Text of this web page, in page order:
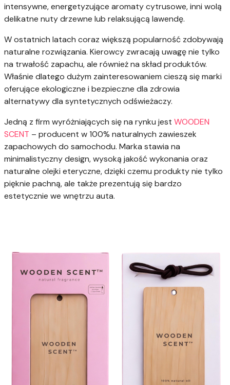
intensywne, energetyzujące aromaty cytrusowe, inni wolą
delikatne nuty drzewne lub relaksującą lawendę.
W ostatnich latach coraz większą popularność zdobywają
naturalne rozwiązania. Kierowcy zwracają uwagę nie tylko
na trwałość zapachu, ale również na skład produktów.
Właśnie dlatego dużym zainteresowaniem cieszą się marki
oferujące ekologiczne i bezpieczne dla zdrowia
alternatywy dla syntetycznych odświeżaczy.
Jedną z firm wyróżniających się na rynku jest WOODEN
SCENT – producent w 100% naturalnych zawieszek
zapachowych do samochodu. Marka stawia na
minimalistyczny design, wysoką jakość wykonania oraz
naturalne olejki eteryczne, dzięki czemu produkty nie tylko
pięknie pachną, ale także prezentują się bardzo
estetycznie we wnętrzu auta.